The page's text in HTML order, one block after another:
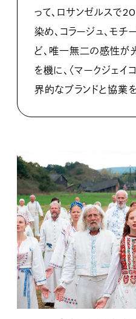
って、ロサンゼルスで
染め、コラージュ、モチ
ど、唯一無二の感性が
を機に、〈マークジェイ
界的なブランドと協業